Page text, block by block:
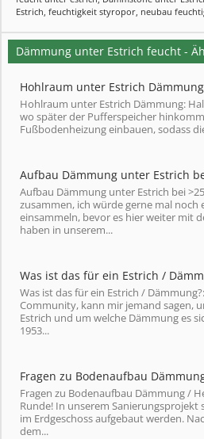
Estrich, feuchtigkeit styropor, neubau
Dämmung unter Estrich feucht -
Hohlraum unter Estrich Dämmung
Hohlraum unter Estrich Dämmung:
wo später der Pufferspeicher
Fußbodenheizung einbauen, sodass
Aufbau Dämmung unter Estrich
Aufbau Dämmung unter Estrich bei
zusammen, ich würde gerne mal noch
einsammeln, bevor es hier weiter mit
haben in unserem...
Was ist das für ein Estrich /
Was ist das für ein Estrich /
Community, kann mir jemand sagen,
Estrich und um welche Dämmung es
1953...
Fragen zu Bodenaufbau
Fragen zu Bodenaufbau Dämmung /
Runde! In unserem Sanierungsprojekt
im Erdgeschoss aufgebaut werden.
dem...